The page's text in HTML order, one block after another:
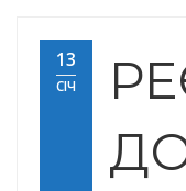
13
СІЧ